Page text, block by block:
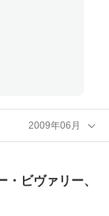
2009年06月
ビヴァリー、